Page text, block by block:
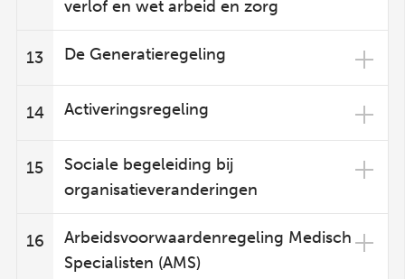
verlof en wet arbeid en zorg
13 De Generatieregeling
14 Activeringsregeling
15
Sociale begeleiding bij
organisatieveranderingen
16
Arbeidsvoorwaardenregeling Medisch
Specialisten (AMS)